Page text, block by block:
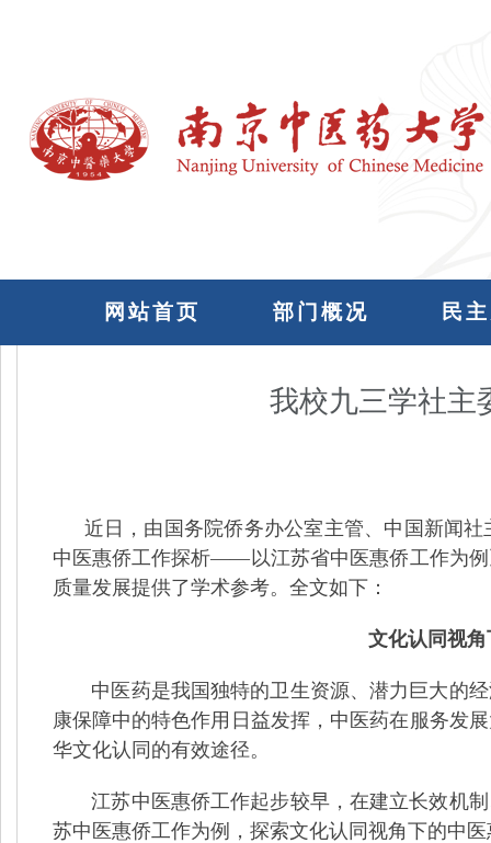
网站首页 部门概况 民
我校九三学社主
近日，由国务院侨务办公室主管、中国新闻
中医惠侨工作探析——以江苏省中医惠侨工作为
质量发展提供了学术参考。全文如下：
文化认同视
中医药是我国独特的卫生资源、潜力巨大的
康保障中的特色作用日益发挥，中医药在服务发
华文化认同的有效途径。
江苏中医惠侨工作起步较早，在建立长效机
苏中医惠侨工作为例，探索文化认同视角下的中